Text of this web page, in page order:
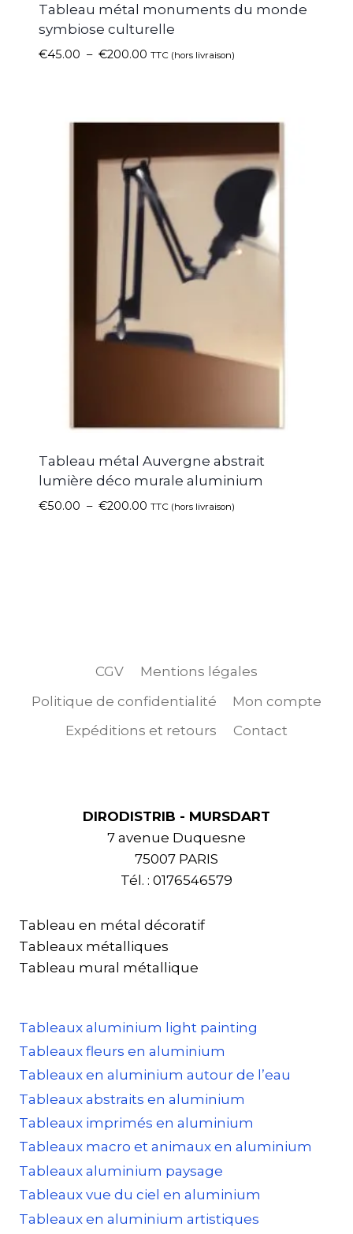
Tableau métal monuments du monde
symbiose culturelle
€45.00 – €200.00 TTC (hors livraison)
Tableau métal Auvergne abstrait
lumière déco murale aluminium
€50.00 – €200.00 TTC (hors livraison)
CGV
Mentions légales
Politique de confidentialité
Mon compte
Expéditions et retours
Contact
DIRODISTRIB - MURSDART
7 avenue Duquesne
75007 PARIS
Tél. : 0176546579
Tableau en métal décoratif
Tableaux métalliques
Tableau mural métallique
Tableaux aluminium light painting
Tableaux fleurs en aluminium
Tableaux en aluminium autour de l’eau
Tableaux abstraits en aluminium
Tableaux imprimés en aluminium
Tableaux macro et animaux en aluminium
Tableaux aluminium paysage
Tableaux vue du ciel en aluminium
Tableaux en aluminium artistiques